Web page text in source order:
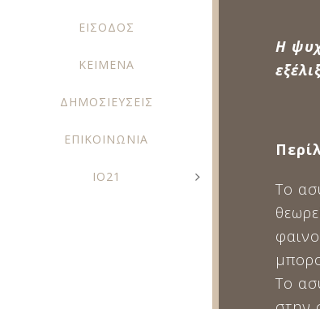
ΕΙΣΟΔΟΣ
ΚΕΙΜΕΝΑ
ΔΗΜΟΣΙΕΥΣΕΙΣ
ΕΠΙΚΟΙΝΩΝΙΑ
IO21
Η
Το
Το